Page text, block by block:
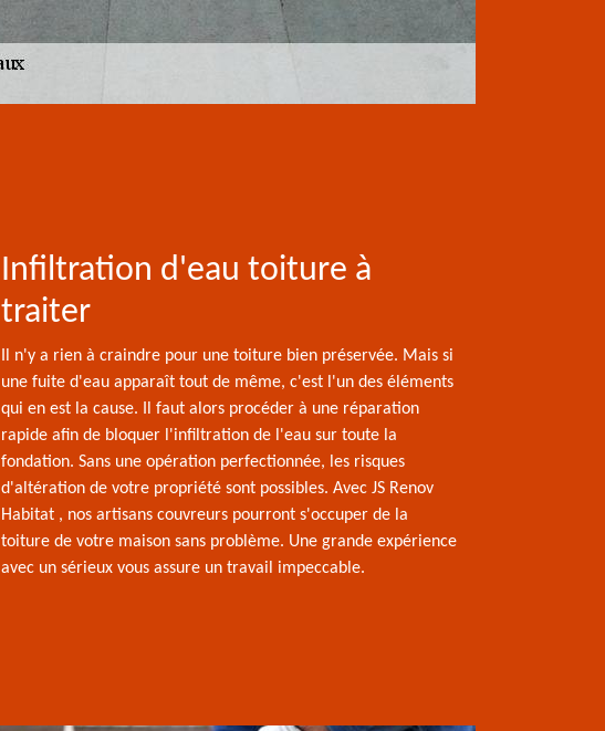
Infiltration d'eau toiture à
traiter
Il n'y a rien à craindre pour une toiture bien préservée. Mais si
une fuite d'eau apparaît tout de même, c'est l'un des éléments
qui en est la cause. Il faut alors procéder à une réparation
rapide afin de bloquer l'infiltration de l'eau sur toute la
fondation. Sans une opération perfectionnée, les risques
d'altération de votre propriété sont possibles. Avec JS Renov
Habitat , nos artisans couvreurs pourront s'occuper de la
toiture de votre maison sans problème. Une grande expérience
avec un sérieux vous assure un travail impeccable.